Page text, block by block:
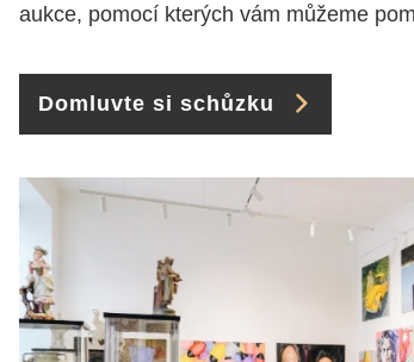
aukce, pomocí kterých vám můžeme
Domluvte si schůzku